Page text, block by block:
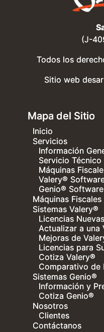
(J-
Todos los
Sitio web
Mapa del Sitio
Inicio
Servicios
Información
Servicio Técnico
Máquinas
Valery®
Genio® Software
Máquinas Fiscales
Sistemas Valery®
Licencias
Actualizar a una
Mejoras de
Licencias para
Cotiza Valery®
Comparativo de
Sistemas Genio®
Información y
Cotiza Genio®
Nosotros
Clientes
Contáctanos